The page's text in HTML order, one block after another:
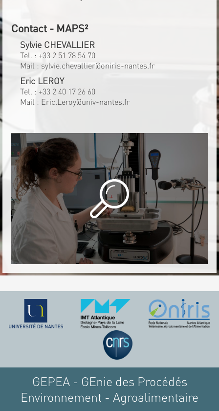
Contact - MAPS²
Sylvie CHEVALLIER
Tel. : +33 2 51 78 54 70
Mail : sylvie.chevallier@oniris-nantes.fr
Eric LEROY
Tel. : +33 2 40 17 26 60
Mail : Eric.Leroy@univ-nantes.fr
GEPEA - GEnie des Procédés
Environnement - Agroalimentaire